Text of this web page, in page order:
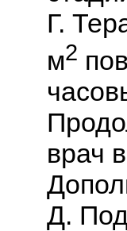
Г.
м2
врач
Д.